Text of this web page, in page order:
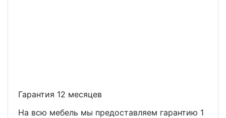
Гарантия 12 месяцев
На всю мебель мы предоставляем гарантию 1